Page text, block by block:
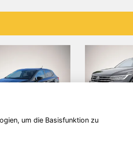
Juke Volkswagen
um die Basisfunktion zu